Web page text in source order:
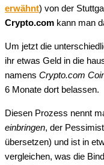
erwähnt) von der
Crypto.com kann man
Um jetzt die
ihr etwas Geld in die
namens Crypto.com
6 Monate dort belassen.
Diesen Prozess nennt
einbringen, der
übersetzen) und ist in
vergleichen, was die